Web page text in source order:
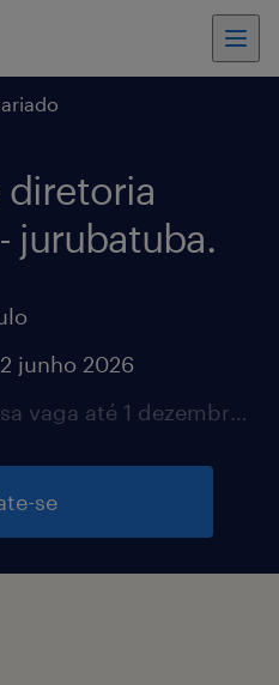
diretoria
jurubatuba.
junho 2026
inscrições para essa vaga até 1 dezembro 2026
se